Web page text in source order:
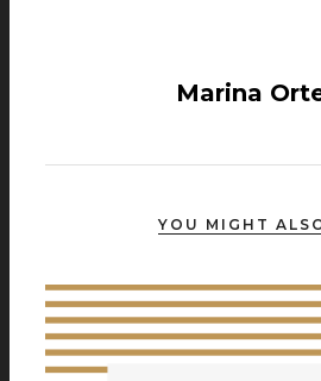
Marina
YOU MIGHT